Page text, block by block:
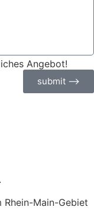
Angebot!
submit ⟶
Rhein-Main-Gebiet